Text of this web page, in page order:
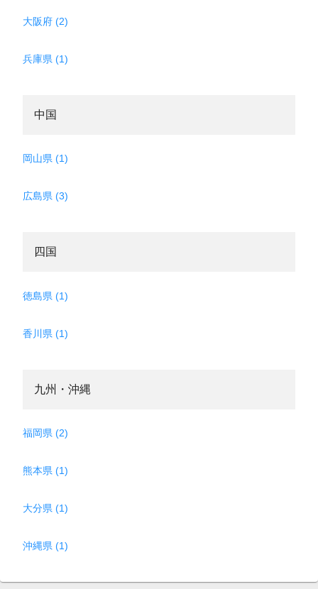
大阪府 (2)
兵庫県 (1)
中国
岡山県 (1)
広島県 (3)
四国
徳島県 (1)
香川県 (1)
九州・沖縄
福岡県 (2)
熊本県 (1)
大分県 (1)
沖縄県 (1)